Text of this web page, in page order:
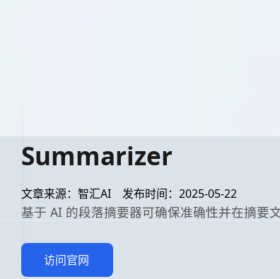
Summarizer
文章来源：智汇AI 发布时间：2025-05-22
基于 AI 的段落摘要器可确保准确性并在摘要
访问官网